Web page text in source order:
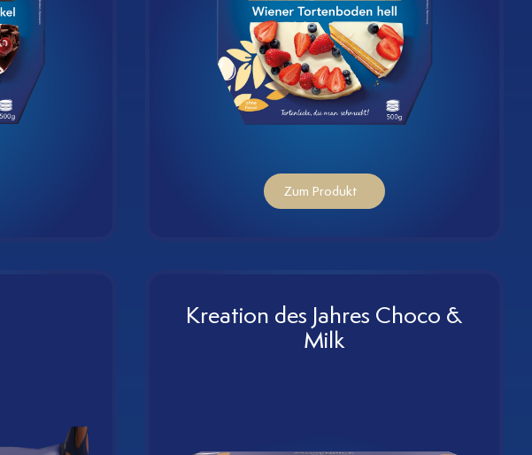
Zum Produkt
Kreation des Jahres Choco &
Milk